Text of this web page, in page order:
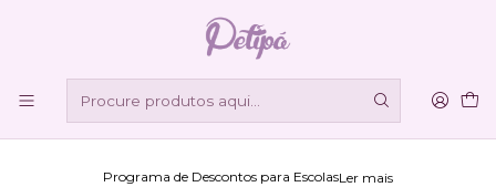
Programa de Descontos para EscolasLer mais